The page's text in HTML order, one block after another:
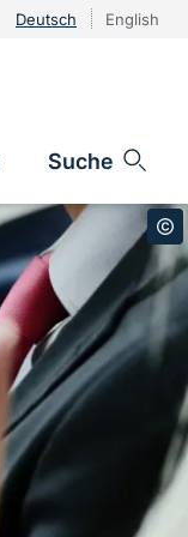
Deutsch English
Suche